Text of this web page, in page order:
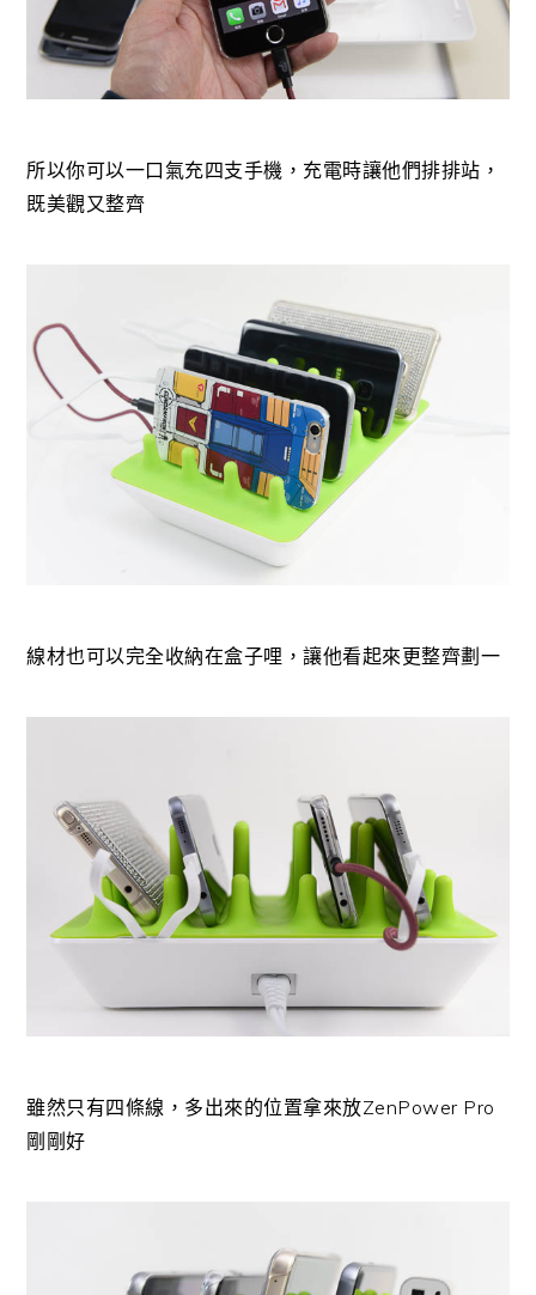
所以你可以一口氣充四支手機，充電時讓他們排排站，
既美觀又整齊
線材也可以完全收納在盒子哩，讓他看起來更整齊劃一
雖然只有四條線，多出來的位置拿來放ZenPower Pro
剛剛好